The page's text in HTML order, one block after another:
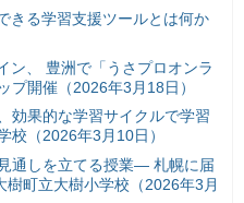
きる学習支援ツールとは何か
ン、 豊洲で「うさプロオンラ
プ開催（2026年3月18日）
効果的な学習サイクルで学習
校（2026年3月10日）
通しを立てる授業— 札幌に届
樹町立大樹小学校（2026年3月